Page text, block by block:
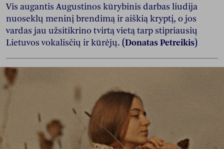
Vis augantis Augustinos kūrybinis darbas liudija
nuoseklų meninį brendimą ir aiškią kryptį, o jos
vardas jau užsitikrino tvirtą vietą tarp stipriausių
Lietuvos vokalisčių ir kūrėjų.(Donatas Petreikis)